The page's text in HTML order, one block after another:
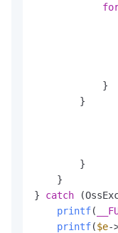
            }
        }
        }
    }
} catch
printf(
printf($e-